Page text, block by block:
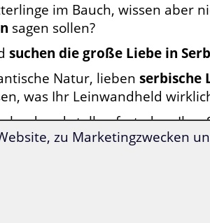
im Bauch, wissen aber
sagen sollen?
suchen die große Liebe in
Natur, lieben serbische
was Ihr Leinwandheld
und stellen fest, dass
reichen, Sie aber unfähig
zu Marketingzwecken